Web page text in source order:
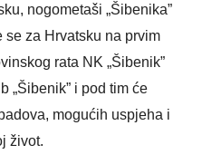
nogometaši „Šibenika”
za Hrvatsku na prvim
rata NK „Šibenik”
„Šibenik” i pod tim će
mogućih uspjeha i
život.